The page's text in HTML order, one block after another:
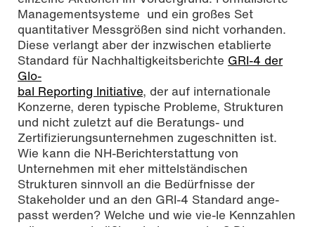
Managementsysteme und ein großes Set
quantitativer Messgrößen sind nicht vorhanden.
Diese verlangt aber der inzwischen etablierte
Standard für Nachhaltigkeitsberichte GRI-4 der
Glo-
bal Reporting Initiative, der auf internationale
Konzerne, deren typische Probleme, Strukturen
und nicht zuletzt auf die Beratungs- und
Zertifizierungsunternehmen zugeschnitten ist.
Wie kann die NH-Berichterstattung von
Unternehmen mit eher mittelständischen
Strukturen sinnvoll an die Bedürfnisse der
Stakeholder und an den GRI-4 Standard ange-
passt werden? Welche und wie vie-le Kennzahlen